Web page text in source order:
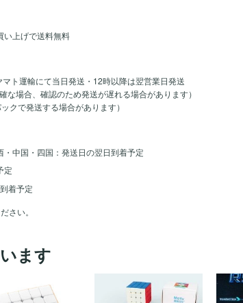
い上げで送料無料
ト運輸にて当日発送・12時以降は翌営業日発送
な場合、確認のため発送が遅れる場合があります）
クで発送する場合があります）
中国・四国：発送日の翌日到着予定
定
着予定
さい。
ます